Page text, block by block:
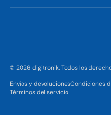
© 2026 digitronik.Todos los
Envíos y devolucionesCondiciones
Términos del servicio